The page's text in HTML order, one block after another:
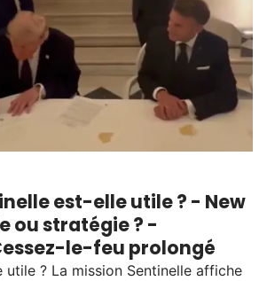
est-elle utile ? - New
ou stratégie ? -
le-feu prolongé
utile ? La mission Sentinelle affiche